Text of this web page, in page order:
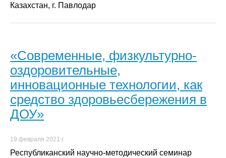
Казахстан, г. Павлодар
«Современные, физкультурно-
оздоровительные,
инновационные технологии, как
средство здоровьесбережения в
ДОУ»
19 февраля 2021 г.
Республиканский научно-методический семинар